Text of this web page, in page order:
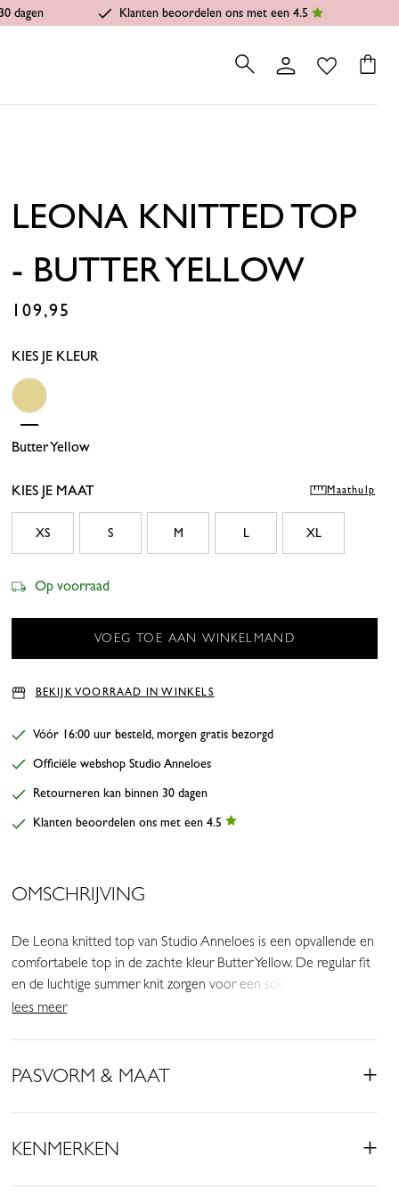
dagen Klanten beoordelen ons met een 4.5
LEONA KNITTED TOP
- BUTTER YELLOW
109,95
KIES JE KLEUR
Butter Yellow
KIES JE MAAT Maathulp
XS S M L XL
Op voorraad
BEKIJK VOORRAAD IN WINKELS
Vóór 16:00 uur besteld, morgen gratis bezorgd
Officiële webshop Studio Anneloes
Retourneren kan binnen 30 dagen
Klanten beoordelen ons met een 4.5
OMSCHRIJVING
De Leona knitted top van Studio Anneloes is een opvallende en
comfortabele top in de zachte kleur Butter Yellow. De regular fit
en de luchtige summer knit zorgen voor een soepele pasvorm,
terwijl de schoudervullingen en subtiele glans het item een
• Kleur: Butter Yellow
• Ronde hals
• Schoudervullingen
lees meer
PASVORM & MAAT
KENMERKEN